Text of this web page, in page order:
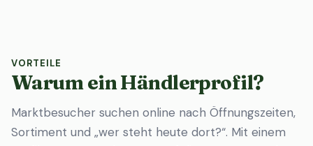
VORTEILE
Warum ein Händlerprofil?
Marktbesucher suchen online nach Öffnungszeiten,
Sortiment und „wer steht heute dort?“. Mit einem